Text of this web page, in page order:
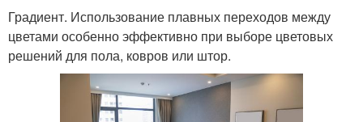
Градиент. Использование плавных переходов между
цветами особенно эффективно при выборе цветовых
решений для пола, ковров или штор.